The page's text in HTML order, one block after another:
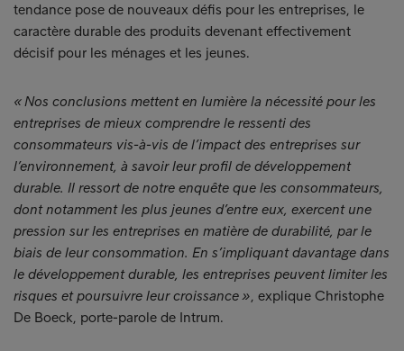
tendance pose de nouveaux défis pour les entreprises, le
caractère durable des produits devenant effectivement
décisif pour les ménages et les jeunes.
« Nos conclusions mettent en lumière la nécessité pour les
entreprises de mieux comprendre le ressenti des
consommateurs vis-à-vis de l’impact des entreprises sur
l’environnement, à savoir leur profil de développement
durable. Il ressort de notre enquête que les consommateurs,
dont notamment les plus jeunes d’entre eux, exercent une
pression sur les entreprises en matière de durabilité, par le
biais de leur consommation. En s’impliquant davantage dans
le développement durable, les entreprises peuvent limiter les
risques et poursuivre leur croissance », explique Christophe
De Boeck, porte-parole de Intrum.